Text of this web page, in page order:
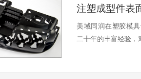
注塑成型件表
美域同润在塑胶模
二十年的丰富经验，